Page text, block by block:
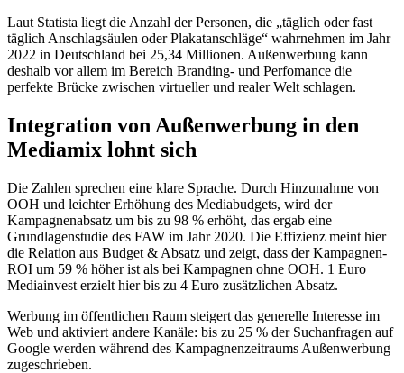
Laut Statista liegt die Anzahl der Personen, die „täglich oder fast
täglich Anschlagsäulen oder Plakatanschläge“ wahrnehmen im Jahr
2022 in Deutschland bei 25,34 Millionen. Außenwerbung kann
deshalb vor allem im Bereich Branding- und Perfomance die
perfekte Brücke zwischen virtueller und realer Welt schlagen.
Integration von Außenwerbung in den
Mediamix lohnt sich
Die Zahlen sprechen eine klare Sprache. Durch Hinzunahme von
OOH und leichter Erhöhung des Mediabudgets, wird der
Kampagnenabsatz um bis zu 98 % erhöht, das ergab eine
Grundlagenstudie des FAW im Jahr 2020. Die Effizienz meint hier
die Relation aus Budget & Absatz und zeigt, dass der Kampagnen-
ROI um 59 % höher ist als bei Kampagnen ohne OOH. 1 Euro
Mediainvest erzielt hier bis zu 4 Euro zusätzlichen Absatz.
Werbung im öffentlichen Raum steigert das generelle Interesse im
Web und aktiviert andere Kanäle: bis zu 25 % der Suchanfragen auf
Google werden während des Kampagnenzeitraums Außenwerbung
zugeschrieben.